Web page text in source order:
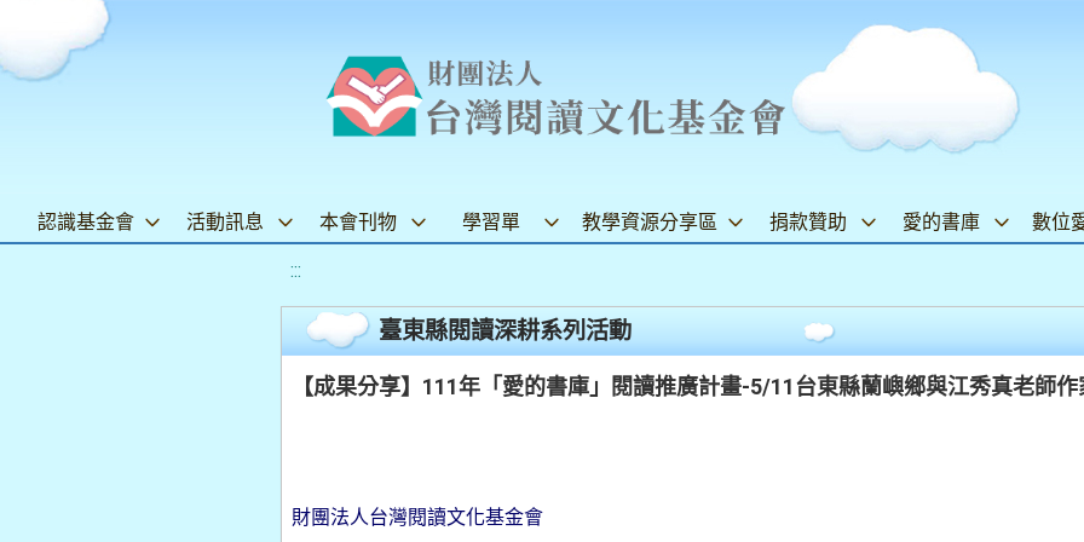
認識基金會 活動訊息 本會刊物 學習單 教學資源分享區 捐款贊助 愛的書庫 數位
:::
臺東縣閱讀深耕系列活動
【成果分享】111年「愛的書庫」閱讀推廣計畫-5/11台東縣蘭嶼鄉與江秀真老師
財團法人台灣閱讀文化基金會